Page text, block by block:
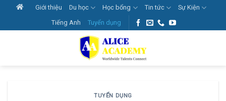
content
Giới thiệu Du học Học bổng Tin tức
Sự Kiện
Tiếng Anh
Tuyển dụng
TUYỂN DỤNG